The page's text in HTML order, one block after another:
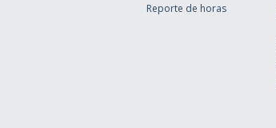
Reporte de horas